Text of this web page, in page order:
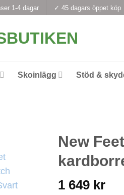
1-4 dagar ✓ 45 dagars öppet köp
Skoinlägg Stöd &
New
1 649 kr